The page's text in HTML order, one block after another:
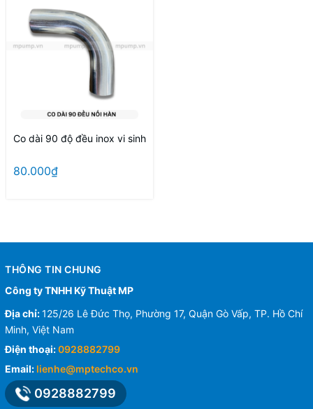
Co dài 90 độ đều inox vi sinh
80.000₫
THÔNG TIN CHUNG
Công ty TNHH Kỹ Thuật MP
Địa chỉ:125/26 Lê Đức Thọ, Phường 17, Quận Gò Vấp, TP. Hồ Chí
Minh, Việt Nam
Điện thoại:0928882799
Email: lienhe@mptechco.vn
0928882799